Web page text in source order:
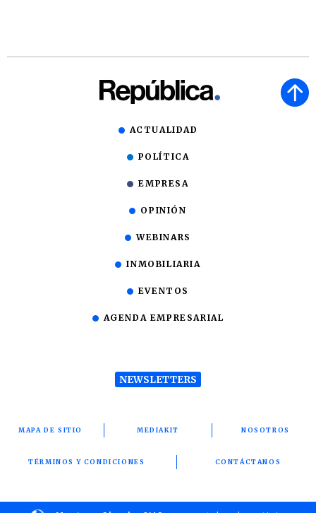
ACTUALIDAD
POLÍTICA
EMPRESA
OPINIÓN
WEBINARS
INMOBILIARIA
EVENTOS
AGENDA EMPRESARIAL
NEWSLETTERS
MAPA DE SITIO MEDIAKIT NOSOTROS
TÉRMINOS Y CONDICIONES CONTÁCTANOS